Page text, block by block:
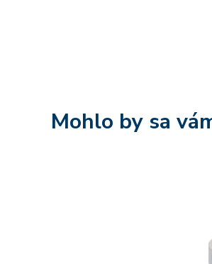
Mohlo by sa